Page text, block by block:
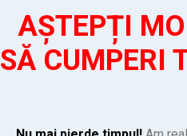
AȘTEPȚI
SĂ CUMPERI